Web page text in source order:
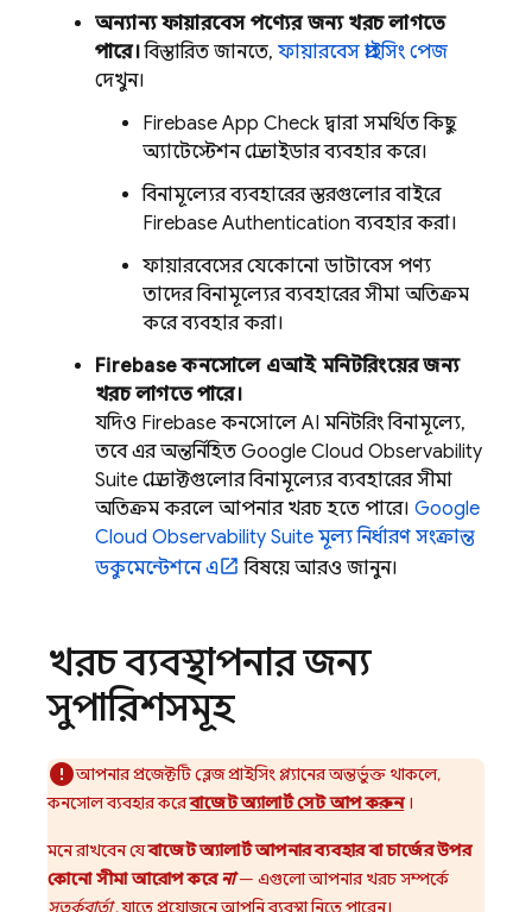
অন্যান্য ফায়ারবেস পণ্যের জন্য খরচ লাগতে
পারে।বিস্তারিত জানতে, ফায়ারবেস প্রাইসিং পেজ
দেখুন।
Firebase App Check দ্বারা সমর্থিত কিছু
অ্যাটেস্টেশন প্রোভাইডার ব্যবহার করে।
বিনামূল্যের ব্যবহারের স্তরগুলোর বাইরে
Firebase Authentication ব্যবহার করা।
ফায়ারবেসের যেকোনো ডাটাবেস পণ্য
তাদের বিনামূল্যের ব্যবহারের সীমা অতিক্রম
করে ব্যবহার করা।
Firebaseকনসোলে এআই মনিটরিংয়ের জন্য
খরচ লাগতে পারে।
যদিও Firebase কনসোলে AI মনিটরিং বিনামূল্যে,
তবে এর অন্তর্নিহিত Google Cloud Observability
Suite প্রোডাক্টগুলোর বিনামূল্যের ব্যবহারের সীমা
অতিক্রম করলে আপনার খরচ হতে পারে। Google
Cloud Observability Suite মূল্য নির্ধারণ সংক্রান্ত
ডকুমেন্টেশনে এ
বিষয়ে আরও জানুন।
খরচ ব্যবস্থাপনার জন্য
সুপারিশসমূহ
আপনার প্রজেক্টটি ব্লেজ প্রাইসিং প্ল্যানের অন্তর্ভুক্ত থাকলে,
কনসোল ব্যবহার করেবাজেট অ্যালার্ট সেট আপ করুন।
মনে রাখবেন যেবাজেট অ্যালার্ট আপনার ব্যবহার বা চার্জের উপর
কোনো সীমা আরোপ করেনা— এগুলো আপনার খরচ সম্পর্কে
সতর্কবার্তা, যাতে প্রয়োজনে আপনি ব্যবস্থা নিতে পারেন।